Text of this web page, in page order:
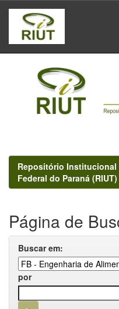
Skip
navigation
Repositório
Federal do Paraná (RIUT)
Página de
Buscar em:
por